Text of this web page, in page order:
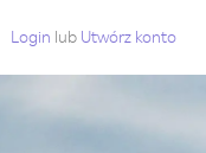
Login lub Utwórz konto